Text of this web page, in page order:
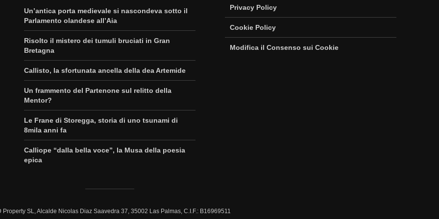
Un’antica porta medievale si nascondeva sotto il
Parlamento olandese all’Aia
Risolto il mistero dei tumuli bruciati in Gran
Bretagna
Callisto, la sfortunata ancella della dea Artemide
Un frammento del Partenone sul relitto della
Mentor?
Le Frane di Storegga, storia di uno tsunami di
8mila anni fa
Calliope “dalla bella voce”, la Musa della poesia
epica
Privacy Policy
Cookie Policy
Modifica il Consenso sui Cookie
Property SL, Alcalde Nicolas Diaz Saavedra 37, 35002 Las Palmas, C.I.F.: B16969511